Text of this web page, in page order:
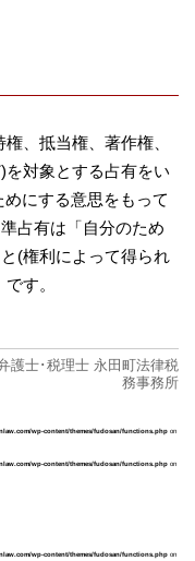
、抵当権、著作権、
対象とする占有をい
にする意思をもって
占有は「自分のため
(権利によって得られ
す。
護士･税理士 永田町法律税
務事務所
wp-content/themes/fudosan/functions.php on
wp-content/themes/fudosan/functions.php on
wp-content/themes/fudosan/functions.php on